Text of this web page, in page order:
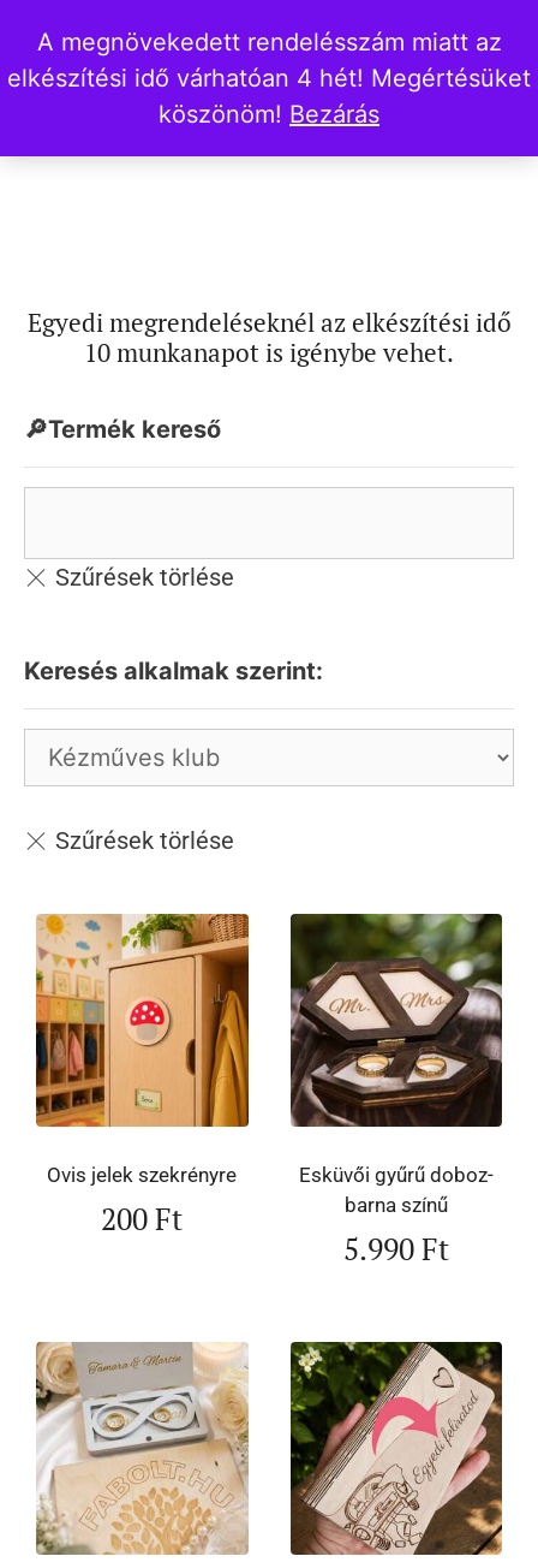
A megnövekedett rendelésszám miatt az
elkészítési idő várhatóan 4 hét! Megértésüket
köszönöm! Bezárás
Egyedi megrendeléseknél az elkészítési idő
10 munkanapot is igénybe vehet.
🔎Termék kereső
Keresés alkalmak szerint:
Ovis jelek szekrényre
200Ft
Esküvői gyűrű doboz-
barna színű
5.990Ft